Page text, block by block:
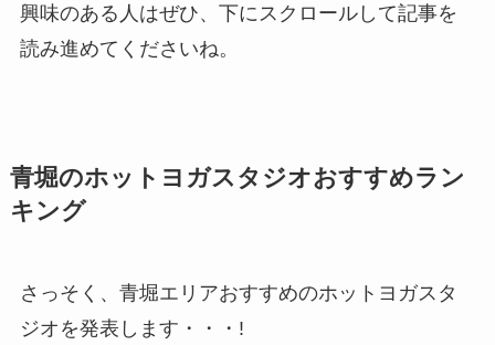
興味のある人はぜひ、下にスクロールして記事を
読み進めてくださいね。
青堀のホットヨガスタジオおすすめラン
キング
さっそく、青堀エリアおすすめのホットヨガスタ
ジオを発表します・・・!